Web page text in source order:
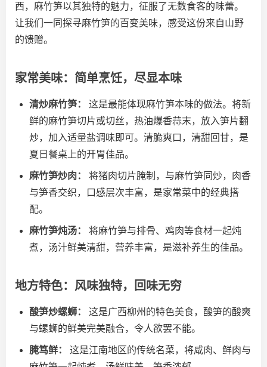
西，麻竹笋以其独特的魅力，征服了无数食客的味蕾。
让我们一同探寻麻竹笋的百变美味，感受这份来自山野
的馈赠。
家常美味：简单烹饪，尽显本味
清炒麻竹笋：
这是最能体现麻竹笋本味的做法。将新
鲜的麻竹笋切片或切丝，热油爆香蒜末，放入笋片翻
炒，加入适量盐调味即可。清脆爽口，清甜回甘，是
夏日餐桌上的开胃佳品。
麻竹笋炒肉：
将猪肉切片腌制，与麻竹笋同炒，肉香
与笋香交织，口感层次丰富，是家常菜中的经典搭
配。
麻竹笋炖汤：
将麻竹笋与排骨、鸡肉等食材一起炖
煮，汤汁鲜美清甜，营养丰富，是滋补养生的佳品。
地方特色：风味独特，回味无穷
酸笋炒螺蛳：
这是广西柳州的特色美食，酸笋的酸爽
与螺蛳的鲜美完美融合，令人欲罢不能。
腌笃鲜：
这是江南地区的传统名菜，将咸肉、鲜肉与